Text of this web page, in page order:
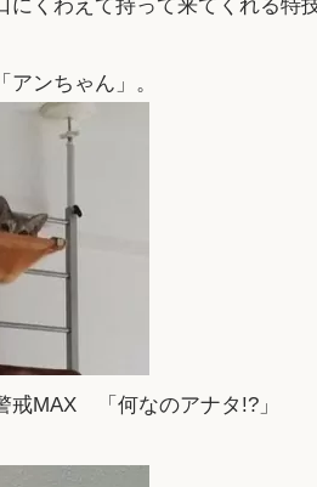
にくわえて持って来てくれる特
ンちゃん」。
MAX 「何なのアナタ!?」